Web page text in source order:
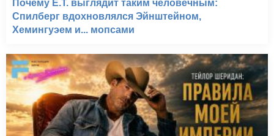
Почему E.T. выглядит таким человечным:
Спилберг вдохновлялся Эйнштейном,
Хемингуэем и... мопсами